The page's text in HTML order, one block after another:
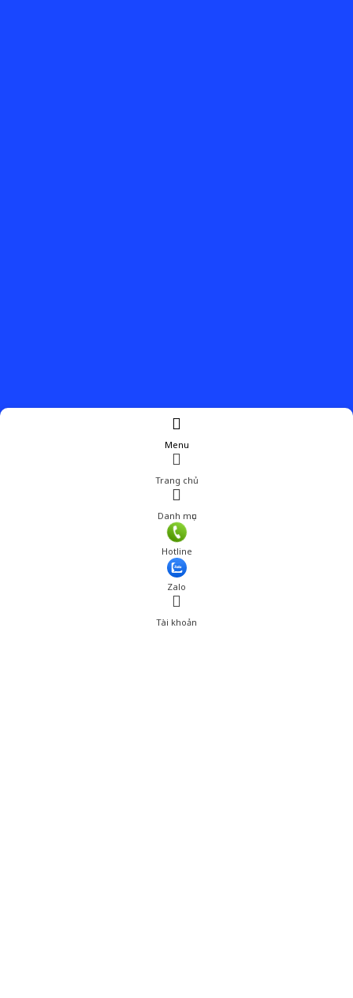
Menu
Trang chủ
Danh mục
Hotline
Zalo
Tài khoản